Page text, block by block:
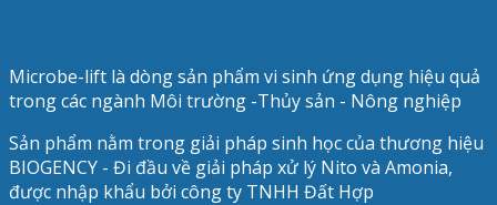
Microbe-lift là dòng sản phẩm vi sinh ứng dụng hiệu quả
trong các ngành Môi trường -Thủy sản - Nông nghiệp
Sản phẩm nằm trong giải pháp sinh học của thương hiệu
BIOGENCY - Đi đầu về giải pháp xử lý Nito và Amonia,
được nhập khẩu bởi công ty TNHH Đất Hợp